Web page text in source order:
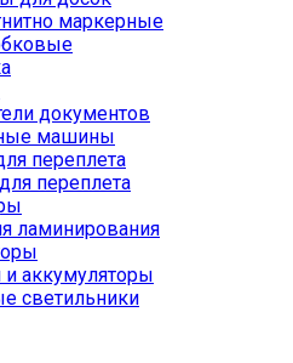
маркерные
документов
машины
переплета
переплета
ламинирования
и аккумуляторы
светильники